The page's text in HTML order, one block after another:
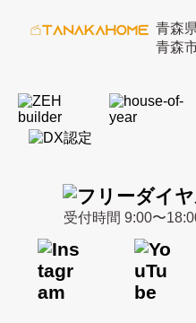
青森
青森
受付時間 9:00〜